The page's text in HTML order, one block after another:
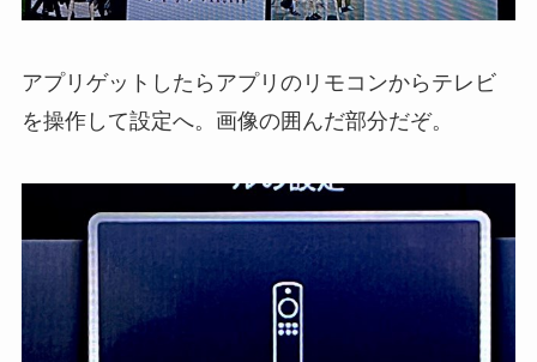
アプリゲットしたらアプリのリモコンからテレビ
を操作して設定へ。画像の囲んだ部分だぞ。